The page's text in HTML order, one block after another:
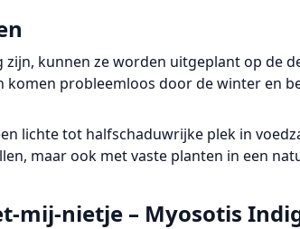
kunnen ze worden uitgeplant op de
probleemloos door de winter en
lichte tot halfschaduwrijke plek in
, maar ook met vaste planten in een
mij-nietje – Myosotis